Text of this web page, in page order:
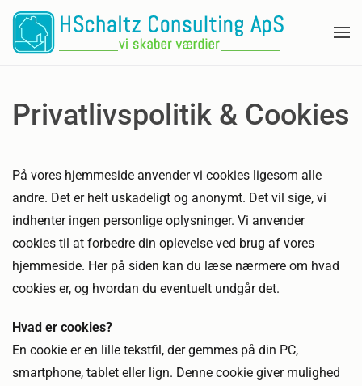
Gå til hovedindhold
Privatlivspolitik & Cookies
På vores hjemmeside anvender vi cookies ligesom alle
andre. Det er helt uskadeligt og anonymt. Det vil sige, vi
indhenter ingen personlige oplysninger. Vi anvender
cookies til at forbedre din oplevelse ved brug af vores
hjemmeside. Her på siden kan du læse nærmere om hvad
cookies er, og hvordan du eventuelt undgår det.
Hvad er cookies?
En cookie er en lille tekstfil, der gemmes på din PC,
smartphone, tablet eller lign. Denne cookie giver mulighed